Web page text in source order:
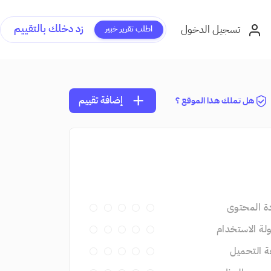
تسجيل الدخول اطلب تقرير خبير زد دخلك بالتقييم
هل تملك هذا الموقع ؟ add إضافة تقييم
المحتوى
الاستخدام
التحميل